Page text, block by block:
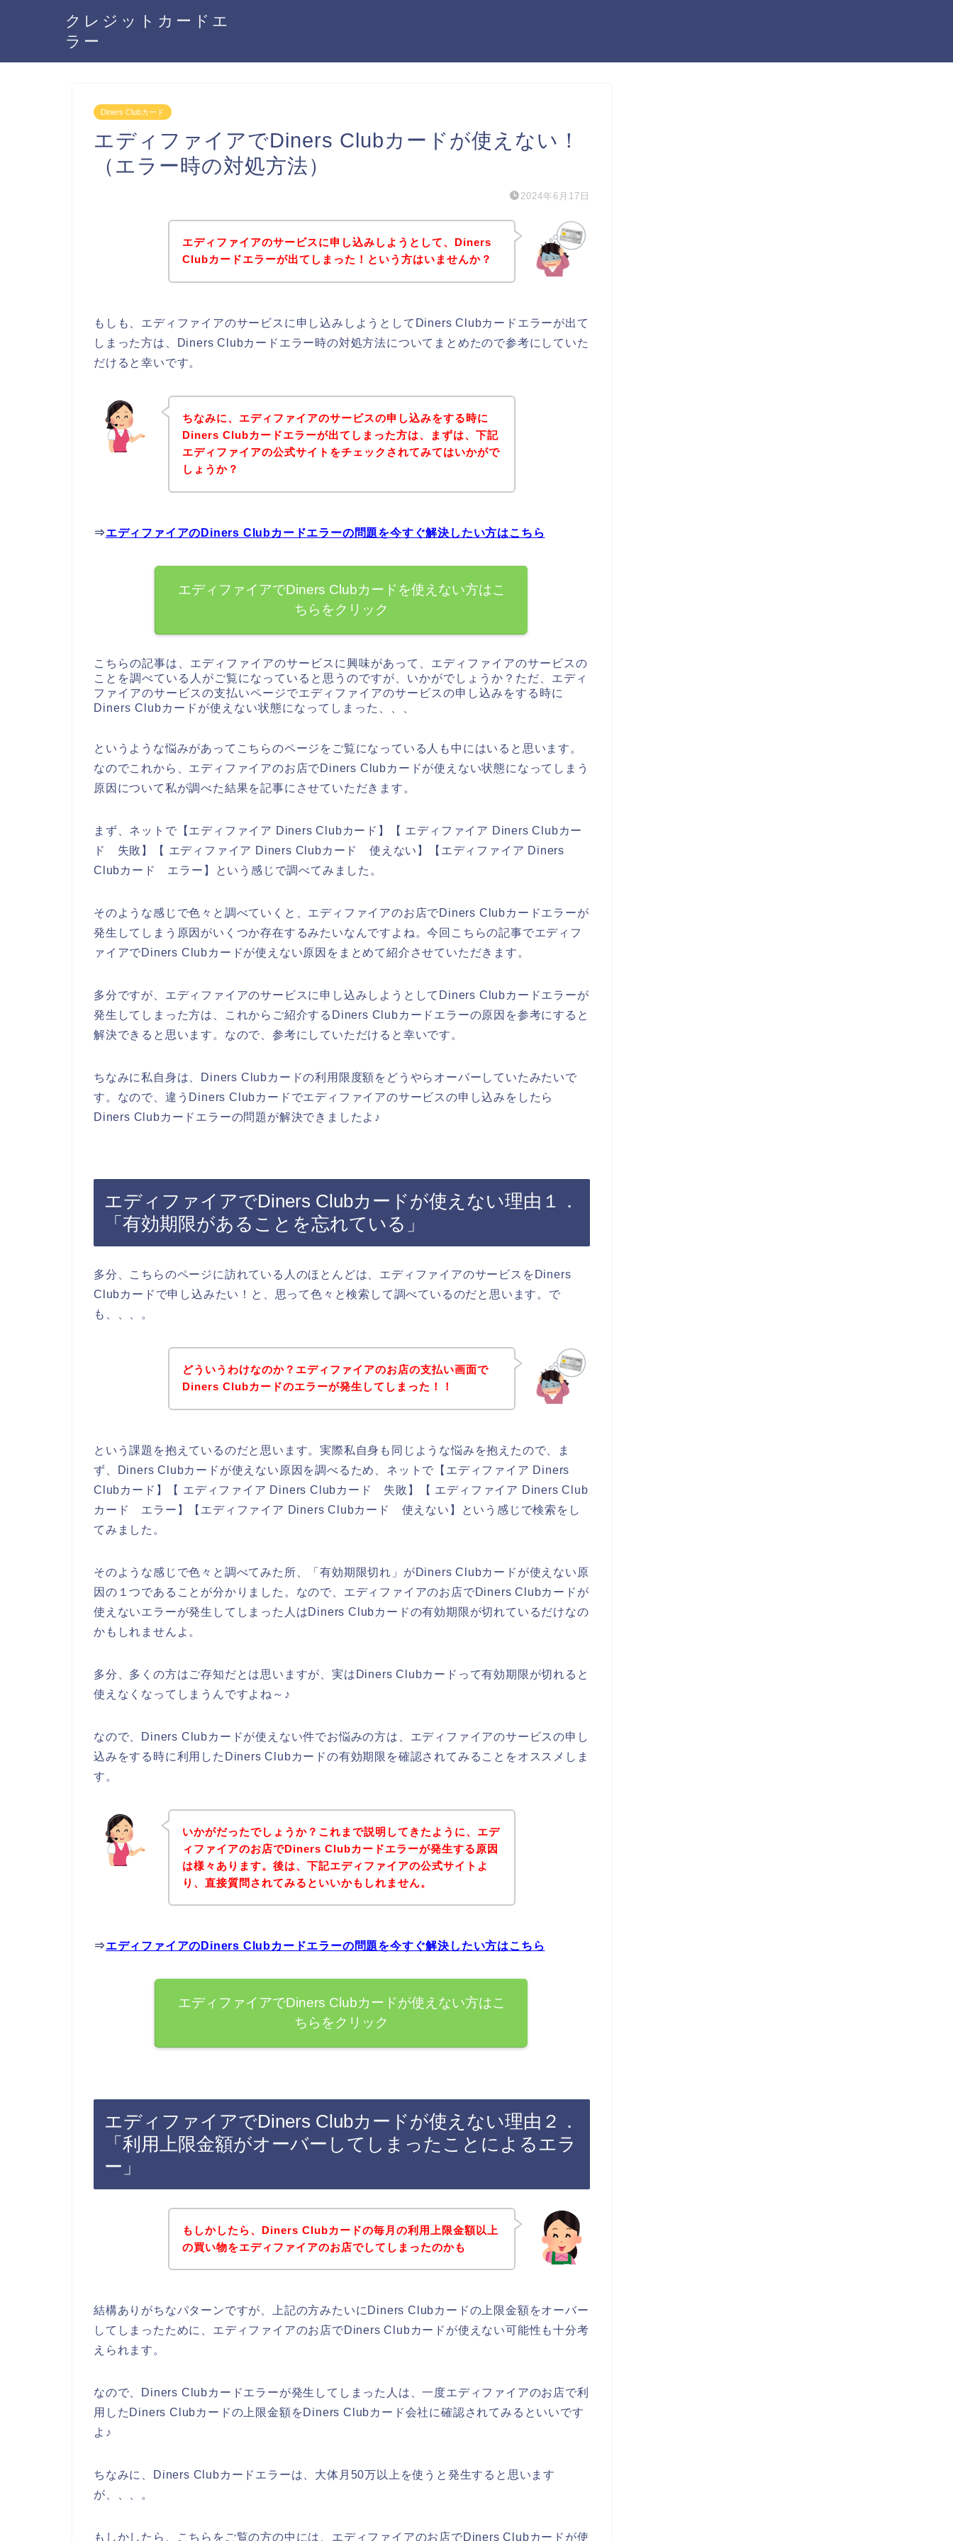
クレジットカードエ
ラー
Diners Clubカード
エディファイアでDiners Clubカードが使えない！
（エラー時の対処方法）
2024年6月17日
エディファイアのサービスに申し込みしようとして、Diners
Clubカードエラーが出てしまった！という方はいませんか？
もしも、エディファイアのサービスに申し込みしようとしてDiners Clubカードエラーが出て
しまった方は、Diners Clubカードエラー時の対処方法についてまとめたので参考にしていた
だけると幸いです。
ちなみに、エディファイアのサービスの申し込みをする時に
Diners Clubカードエラーが出てしまった方は、まずは、下記
エディファイアの公式サイトをチェックされてみてはいかがで
しょうか？
⇒エディファイアのDiners Clubカードエラーの問題を今すぐ解決したい方はこちら
エディファイアでDiners Clubカードを使えない方はこ
ちらをクリック
こちらの記事は、エディファイアのサービスに興味があって、エディファイアのサービスの
ことを調べている人がご覧になっていると思うのですが、いかがでしょうか？ただ、エディ
ファイアのサービスの支払いページでエディファイアのサービスの申し込みをする時に
Diners Clubカードが使えない状態になってしまった、、、
というような悩みがあってこちらのページをご覧になっている人も中にはいると思います。
なのでこれから、エディファイアのお店でDiners Clubカードが使えない状態になってしまう
原因について私が調べた結果を記事にさせていただきます。
まず、ネットで【エディファイア Diners Clubカード】【 エディファイア Diners Clubカー
ド 失敗】【 エディファイア Diners Clubカード 使えない】【エディファイア Diners
Clubカード エラー】という感じで調べてみました。
そのような感じで色々と調べていくと、エディファイアのお店でDiners Clubカードエラーが
発生してしまう原因がいくつか存在するみたいなんですよね。今回こちらの記事でエディフ
ァイアでDiners Clubカードが使えない原因をまとめて紹介させていただきます。
多分ですが、エディファイアのサービスに申し込みしようとしてDiners Clubカードエラーが
発生してしまった方は、これからご紹介するDiners Clubカードエラーの原因を参考にすると
解決できると思います。なので、参考にしていただけると幸いです。
ちなみに私自身は、Diners Clubカードの利用限度額をどうやらオーバーしていたみたいで
す。なので、違うDiners Clubカードでエディファイアのサービスの申し込みをしたら
Diners Clubカードエラーの問題が解決できましたよ♪
エディファイアでDiners Clubカードが使えない理由１．
「有効期限があることを忘れている」
多分、こちらのページに訪れている人のほとんどは、エディファイアのサービスをDiners
Clubカードで申し込みたい！と、思って色々と検索して調べているのだと思います。で
も、、、。
どういうわけなのか？エディファイアのお店の支払い画面で
Diners Clubカードのエラーが発生してしまった！！
という課題を抱えているのだと思います。実際私自身も同じような悩みを抱えたので、ま
ず、Diners Clubカードが使えない原因を調べるため、ネットで【エディファイア Diners
Clubカード】【 エディファイア Diners Clubカード 失敗】【 エディファイア Diners Club
カード エラー】【エディファイア Diners Clubカード 使えない】という感じで検索をし
てみました。
そのような感じで色々と調べてみた所、「有効期限切れ」がDiners Clubカードが使えない原
因の１つであることが分かりました。なので、エディファイアのお店でDiners Clubカードが
使えないエラーが発生してしまった人はDiners Clubカードの有効期限が切れているだけなの
かもしれませんよ。
多分、多くの方はご存知だとは思いますが、実はDiners Clubカードって有効期限が切れると
使えなくなってしまうんですよね～♪
なので、Diners Clubカードが使えない件でお悩みの方は、エディファイアのサービスの申し
込みをする時に利用したDiners Clubカードの有効期限を確認されてみることをオススメしま
す。
いかがだったでしょうか？これまで説明してきたように、エデ
ィファイアのお店でDiners Clubカードエラーが発生する原因
は様々あります。後は、下記エディファイアの公式サイトよ
り、直接質問されてみるといいかもしれません。
⇒エディファイアのDiners Clubカードエラーの問題を今すぐ解決したい方はこちら
エディファイアでDiners Clubカードが使えない方はこ
ちらをクリック
エディファイアでDiners Clubカードが使えない理由２．
「利用上限金額がオーバーしてしまったことによるエラ
ー」
もしかしたら、Diners Clubカードの毎月の利用上限金額以上
の買い物をエディファイアのお店でしてしまったのかも
結構ありがちなパターンですが、上記の方みたいにDiners Clubカードの上限金額をオーバー
してしまったために、エディファイアのお店でDiners Clubカードが使えない可能性も十分考
えられます。
なので、Diners Clubカードエラーが発生してしまった人は、一度エディファイアのお店で利
用したDiners Clubカードの上限金額をDiners Clubカード会社に確認されてみるといいです
よ♪
ちなみに、Diners Clubカードエラーは、大体月50万以上を使うと発生すると思います
が、、、。
もしかしたら、こちらをご覧の方の中には、エディファイアのお店でDiners Clubカードが使